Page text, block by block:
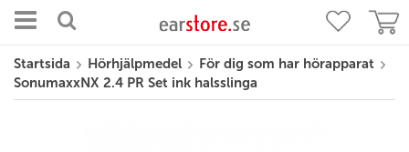
Startsida Hörhjälpmedel
För dig som har hörapparat
SonumaxxNX 2.4 PR Set ink halsslinga